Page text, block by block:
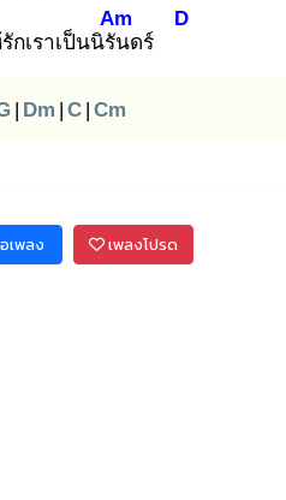
กเราเป็นนิรัน
Am
ดร์
D
| Dm | C | Cm
เพลง เพลงโปรด